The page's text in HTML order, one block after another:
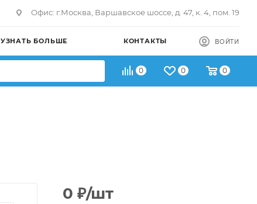
Офис: г.Москва, Варшавское шоссе, д. 47, к. 4, пом. 19
УЗНАТЬ БОЛЬШЕ КОНТАКТЫ ВОЙТИ
0 0 0
0 ₽/шт